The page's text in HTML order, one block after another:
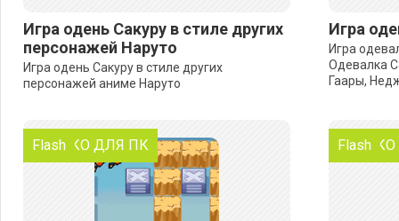
Игра одень Сакуру в стиле других
персонажей Наруто
Игра одень Сакуру в стиле других
персонажей аниме Наруто
Игра
Игра
Одевалка
Гаары,
ТОЛЬКО ДЛЯ ПК
Flash Flash